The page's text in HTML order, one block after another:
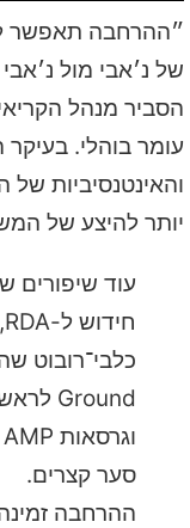
״ההרחבה תאפשר
של נ׳אבי מול
עומר בוהלי. בעיקר
והאינטנסיביות
יותר להיצע של
עוד שיפורים
סער קצרים.
ההרחבה